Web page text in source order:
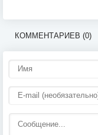
КОММЕНТАРИЕВ (0)